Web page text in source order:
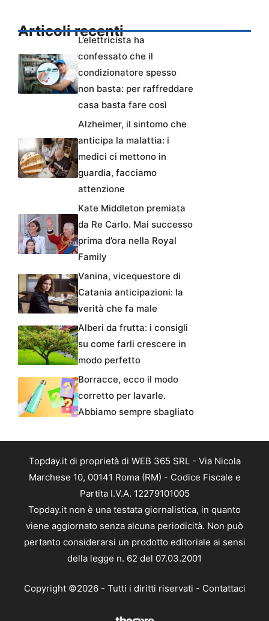
Articoli recenti
L’elettricista ha
confessato che il
condizionatore spesso
non basta: per raffreddare
casa basta fare così
Alzheimer, il sintomo che
anticipa la malattia: i
medici ci mettono in
guardia, facciamo
attenzione
Kate Middleton premiata
da Re Carlo. Mai successo
prima d’ora nella Royal
Family
Vanina, vicequestore di
Catania anticipazioni: la
verità che fa male
Alberi da frutta: i consigli
su come farli crescere in
modo perfetto
Borracce, ecco il modo
corretto per lavarle.
Abbiamo sempre sbagliato
Topday.it di proprietà di WEB 365 SRL - Via Nicola
Marchese 10, 00141 Roma (RM) - Codice Fiscale e
Partita I.V.A. 12279101005
Topday.it non è una testata giornalistica, in quanto
viene aggiornato senza alcuna periodicità. Non può
pertanto considerarsi un prodotto editoriale ai sensi
della legge n. 62 del 07.03.2001
Copyright ©2026 - Tutti i diritti riservati - Contattaci